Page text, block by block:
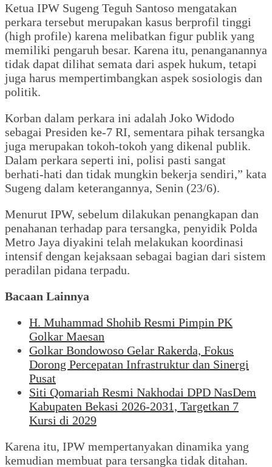
‎Ketua IPW Sugeng Teguh Santoso mengatakan
perkara tersebut merupakan kasus berprofil tinggi
(high profile) karena melibatkan figur publik yang
memiliki pengaruh besar. Karena itu, penanganannya
tidak dapat dilihat semata dari aspek hukum, tetapi
juga harus mempertimbangkan aspek sosiologis dan
politik.
‎Korban dalam perkara ini adalah Joko Widodo
sebagai Presiden ke-7 RI, sementara pihak tersangka
juga merupakan tokoh-tokoh yang dikenal publik.
Dalam perkara seperti ini, polisi pasti sangat
berhati-hati dan tidak mungkin bekerja sendiri,” kata
Sugeng dalam keterangannya, Senin (23/6).
‎Menurut IPW, sebelum dilakukan penangkapan dan
penahanan terhadap para tersangka, penyidik Polda
Metro Jaya diyakini telah melakukan koordinasi
intensif dengan kejaksaan sebagai bagian dari sistem
peradilan pidana terpadu.
Bacaan Lainnya
H. Muhammad Shohib Resmi Pimpin PK
Golkar Maesan
Golkar Bondowoso Gelar Rakerda, Fokus
Dorong Percepatan Infrastruktur dan Sinergi
Pusat
Siti Qomariah Resmi Nakhodai DPD NasDem
Kabupaten Bekasi 2026-2031, Targetkan 7
Kursi di 2029
‎Karena itu, IPW mempertanyakan dinamika yang
kemudian membuat para tersangka tidak ditahan.